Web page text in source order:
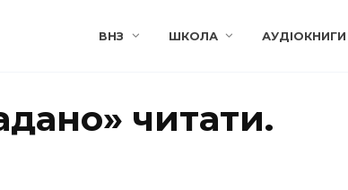
ВНЗ ШКОЛА АУДІОКНИГИ
читати.